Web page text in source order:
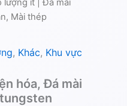
lượng ít | Đá mài
Mài thép
, Khác, Khu vực
hóa, Đá mài